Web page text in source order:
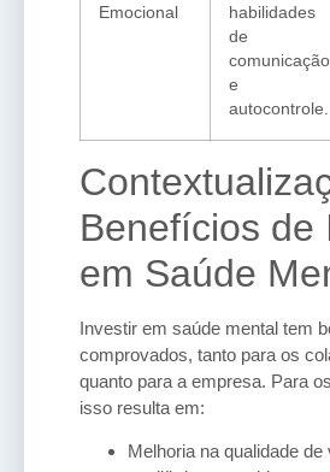
Emocional
habilidades
de
comunicação
e
autocontrole.
Benefícios de
em Saúde
Investir em saúde mental tem
comprovados, tanto para os
quanto para a empresa. Para
isso resulta em:
Melhoria na qualidade de